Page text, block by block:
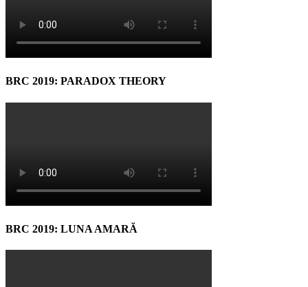
BRC 2019: PARADOX THEORY
BRC 2019: LUNA AMARĂ